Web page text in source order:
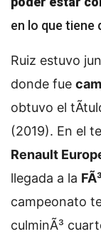
en lo que tiene
Ruiz estuvo
donde fue
obtuvo el
(2019). En el
Renault
llegada a la
campeonato
culminÃ³